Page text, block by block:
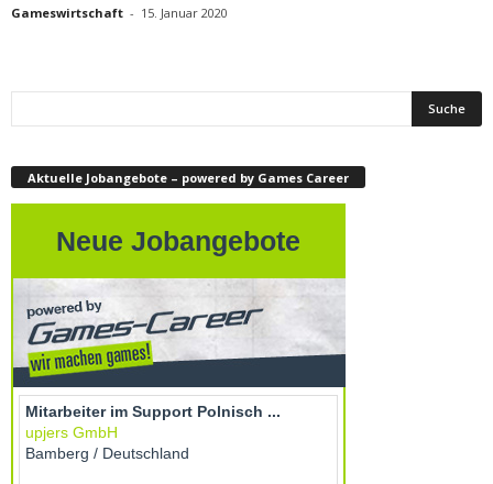
Gameswirtschaft - 15. Januar 2020
Aktuelle Jobangebote – powered by Games Career